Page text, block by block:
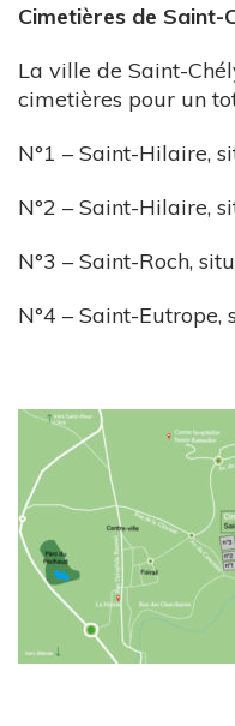
Cimetières de Saint-
La ville de Saint-
cimetières pour un
N°1 – Saint-Hilaire,
N°2 – Saint-Hilaire,
N°3 – Saint-Roch,
N°4 – Saint-